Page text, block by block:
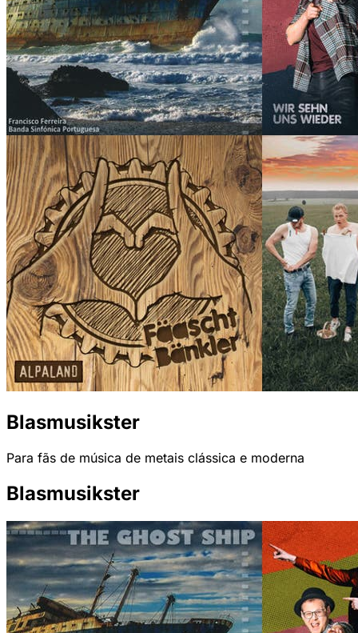
Blasmusikster
Para fãs de música de metais clássica e moderna
Blasmusikster